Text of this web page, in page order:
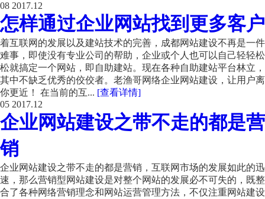
08 2017.12
怎样通过企业网站找到更多客户
着互联网的发展以及建站技术的完善，成都网站建设不再是一件
难事，即使没有专业公司的帮助，企业或个人也可以自己轻轻松
松就搞定一个网站，即自助建站。现在各种自助建站平台林立，
其中不缺乏优秀的佼佼者。老渔哥网络企业网站建设，让用户离
你更近！ 在当前的互... [查看详情]
05 2017.12
企业网站建设之带不走的都是营
销
企业网站建设之带不走的都是营销，互联网市场的发展如此的迅
速，那么营销型网站建设是对整个网站的发展必不可失的，既整
合了各种网络营销理念和网站运营管理方法，不仅注重网站建设